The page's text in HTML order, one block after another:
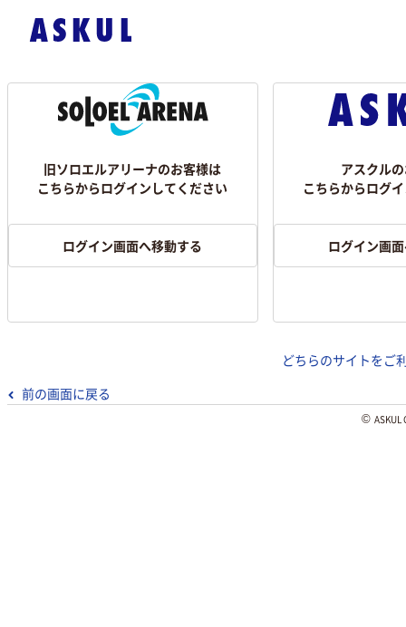
旧ソロエルアリーナのお客様は
こちらからログインしてください
ログイン画面へ移動する
アスクル
こちらからログ
ログイン画
どちらのサイトをご
前の画面に戻る
©